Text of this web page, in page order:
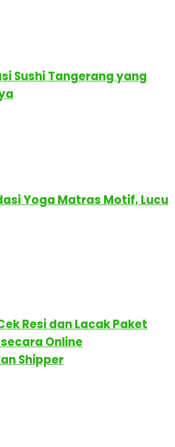
Sushi Tangerang yang
Yoga Matras Motif, Lucu
Resi dan Lacak Paket
Online
Shipper